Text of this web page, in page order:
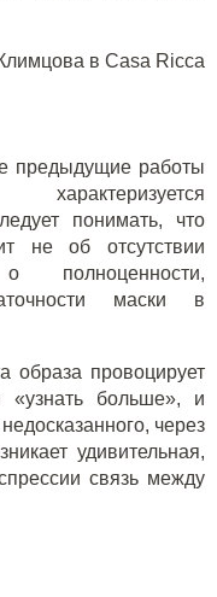
в Casa Ricca
предыдущие работы
понимать, что
не об отсутствии
маски в
образа провоцирует
«узнать больше», и
через
удивительная,
связь между